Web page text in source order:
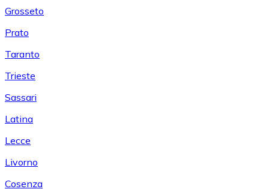
Grosseto
Prato
Taranto
Trieste
Sassari
Latina
Lecce
Livorno
Cosenza